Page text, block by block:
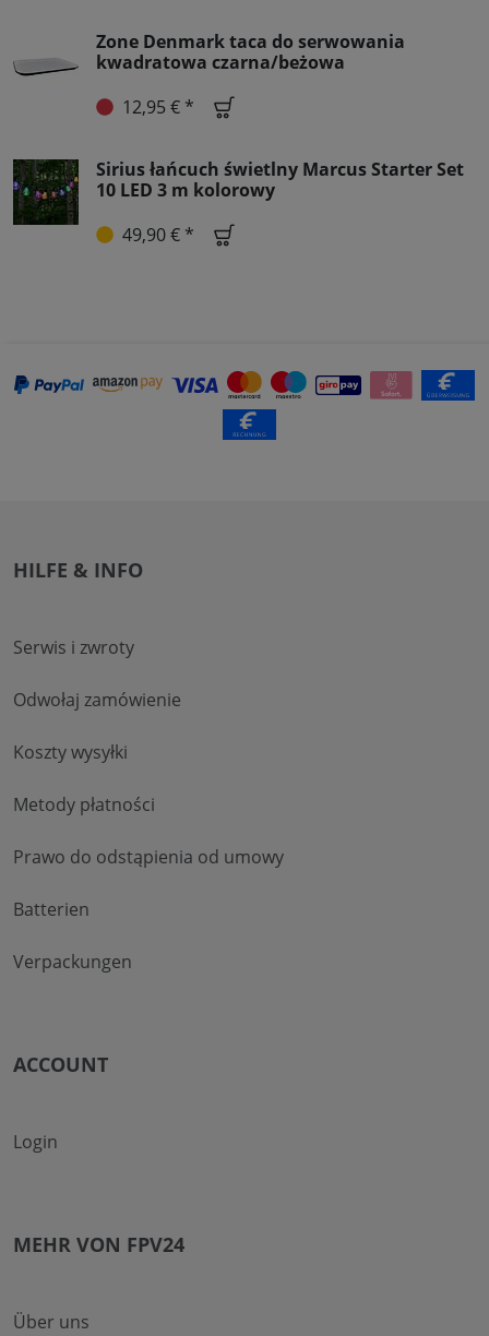
Zone Denmark taca do serwowania
kwadratowa czarna/beżowa
12,95 € *
Sirius łańcuch świetlny Marcus Starter Set
10 LED 3 m kolorowy
49,90 € *
HILFE & INFO
Serwis i zwroty
Odwołaj zamówienie
Koszty wysyłki
Metody płatności
Prawo do odstąpienia od umowy
Batterien
Verpackungen
ACCOUNT
Login
MEHR VON FPV24
Über uns